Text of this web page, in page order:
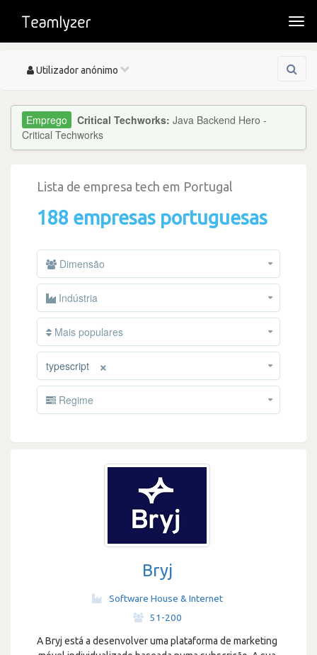
Toggle
Utilizador anónimo
Critical Techworks: Java Backend Hero -
Critical Techworks
Lista de empresa tech em Portugal
188 empresas portuguesas
Dimensão
Indústria
Mais populares
×
typescript
Regime
Bryj
Software House & Internet
51-200
A Bryj está a desenvolver uma plataforma de marketing